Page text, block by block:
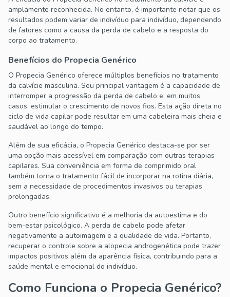
amplamente reconhecida. No entanto, é importante notar que os
resultados podem variar de indivíduo para indivíduo, dependendo
de fatores como a causa da perda de cabelo e a resposta do
corpo ao tratamento.
Benefícios do Propecia Genérico
O Propecia Genérico oferece múltiplos benefícios no tratamento
da calvície masculina. Seu principal vantagem é a capacidade de
interromper a progressão da perda de cabelo e, em muitos
casos, estimular o crescimento de novos fios. Esta ação direta no
ciclo de vida capilar pode resultar em uma cabeleira mais cheia e
saudável ao longo do tempo.
Além de sua eficácia, o Propecia Genérico destaca-se por ser
uma opção mais acessível em comparação com outras terapias
capilares. Sua conveniência em forma de comprimido oral
também torna o tratamento fácil de incorporar na rotina diária,
sem a necessidade de procedimentos invasivos ou terapias
prolongadas.
Outro benefício significativo é a melhoria da autoestima e do
bem-estar psicológico. A perda de cabelo pode afetar
negativamente a autoimagem e a qualidade de vida. Portanto,
recuperar o controle sobre a alopecia androgenética pode trazer
impactos positivos além da aparência física, contribuindo para a
saúde mental e emocional do indivíduo.
Como Funciona o Propecia Genérico?